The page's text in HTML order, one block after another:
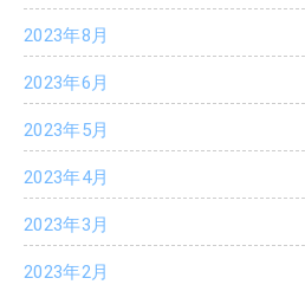
2023年8月
2023年6月
2023年5月
2023年4月
2023年3月
2023年2月